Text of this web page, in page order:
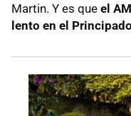
Martin. Y es que el
lento en el Principado